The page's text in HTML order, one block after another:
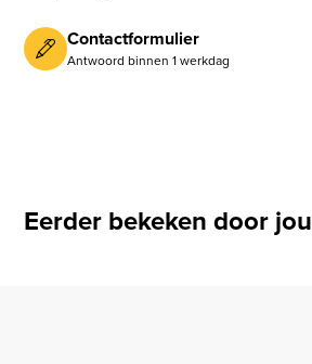
Contactformulier
Antwoord binnen 1 werkdag
Eerder bekeken door jou